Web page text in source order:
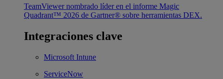
TeamViewer nombrado líder en el informe Magic
Quadrant™ 2026 de Gartner® sobre herramientas DEX.
Integraciones clave
Microsoft Intune
ServiceNow